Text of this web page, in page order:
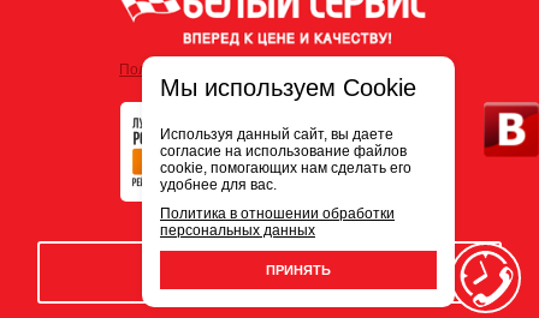
Политика обработки персональных данных
ЗАПИСЬ НА СЕРВИС
Мы используем Cookie
Используя данный сайт, вы даете
согласие на использование файлов
cookie, помогающих нам сделать его
удобнее для вас.
Политика в отношении обработки
персональных данных
ПРИНЯТЬ